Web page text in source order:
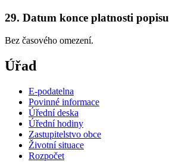
29. Datum konce platnosti popisu
Bez časového omezení.
Úřad
E-podatelna
Povinné informace
Úřední deska
Úřední hodiny
Zastupitelstvo obce
Životní situace
Rozpočet